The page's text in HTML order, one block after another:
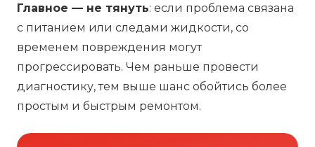
Главное — не тянуть: если проблема связана
с питанием или следами жидкости, со
временем повреждения могут
прогрессировать. Чем раньше провести
диагностику, тем выше шанс обойтись более
простым и быстрым ремонтом.